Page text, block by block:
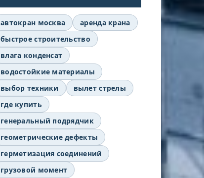
автокран москва
аренда крана
быстрое строительство
влага конденсат
водостойкие материалы
выбор техники
вылет стрелы
где купить
генеральный подрядчик
геометрические дефекты
герметизация соединений
грузовой момент